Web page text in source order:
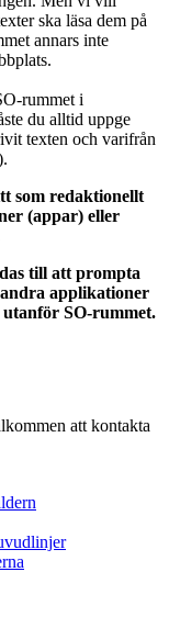
ska läsa dem på
annars inte
rummet i
du alltid uppge
texten och varifrån
som redaktionellt
(appar) eller
till att prompta
applikationer
SO-rummet.
att kontakta